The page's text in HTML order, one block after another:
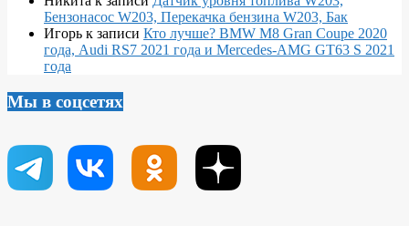
Бензонасос W203, Перекачка бензина W203, Бак
Игорь к записи Кто лучше? BMW M8 Gran Coupe 2020
года, Audi RS7 2021 года и Mercedes-AMG GT63 S 2021
года
Мы в соцсетях